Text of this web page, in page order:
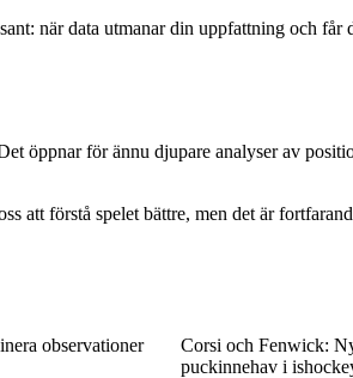
när data utmanar din uppfattning och får
öppnar för ännu djupare analyser av
att förstå spelet bättre, men det är
observationer
Corsi och Fenwick:
puckinnehav i